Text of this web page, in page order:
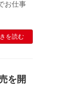
お仕事
を読む
を開